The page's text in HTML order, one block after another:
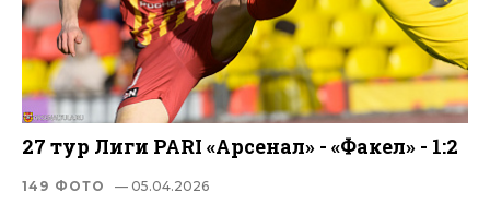
27 тур Лиги PARI «Арсенал» - «Факел» - 1:2
149 ФОТО — 05.04.2026